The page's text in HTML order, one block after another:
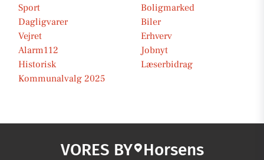
Sport
Boligmarked
Dagligvarer
Biler
Vejret
Erhverv
Alarm112
Jobnyt
Historisk
Læserbidrag
Kommunalvalg 2025
VORES BY Horsens